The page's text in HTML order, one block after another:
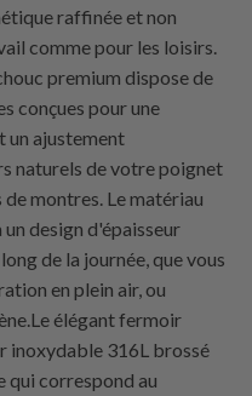
raffinée et non
comme pour les loisirs.
premium dispose de
conçues pour une
ajustement
naturels de votre poignet
montres. Le matériau
design d'épaisseur
de la journée, que vous
en plein air, ou
élégant fermoir
inoxydable 316L brossé
qui correspond au